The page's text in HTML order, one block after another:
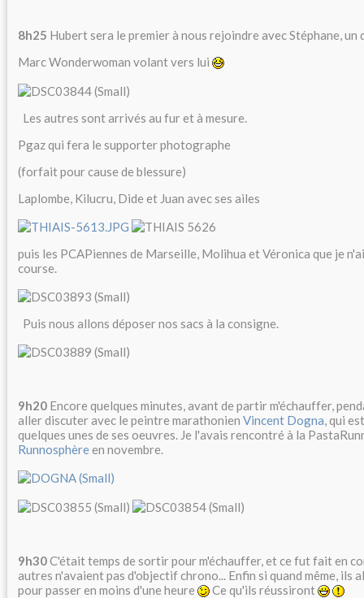
8h25 Hubert sera le premier à nous rejoindre avec Stéphane, un
Marc Wonderwoman volant vers lui
Les autres sont arrivés au fur et à mesure.
Pgaz qui fera le supporter photographe
(forfait pour cause de blessure)
Laplombe, Kilucru, Dide et Juan avec ses ailes
puis les PCAPiennes de Marseille, Molihua et Véronica que je
course.
Puis nous allons déposer nos sacs à la consigne.
9h20 Encore quelques minutes, avant de partir m'échauffer,
aller discuter avec le peintre marathonien Vincent Dogna, qui
quelques unes de ses oeuvres. Je l'avais rencontré à la
Runnosphèreen novembre.
9h30C'était temps de sortir pour m'échauffer, et ce fut fait en
autres n'avaient pas d'objectif chrono... Enfin si quand même, ils
pour passer en moins d'une heure
Ce qu'ils réussiront